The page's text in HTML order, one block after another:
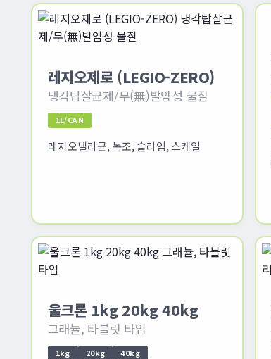
레지오제로 (LEGIO-ZERO)
냉각탑살균제/무(無)발암성 물질
1L/CAN
레지오넬라균, 녹조, 슬라임, 스케일
울크론 1kg 20kg 40kg
그래뉼, 타블릿 타입
1kg 20kg 40kg